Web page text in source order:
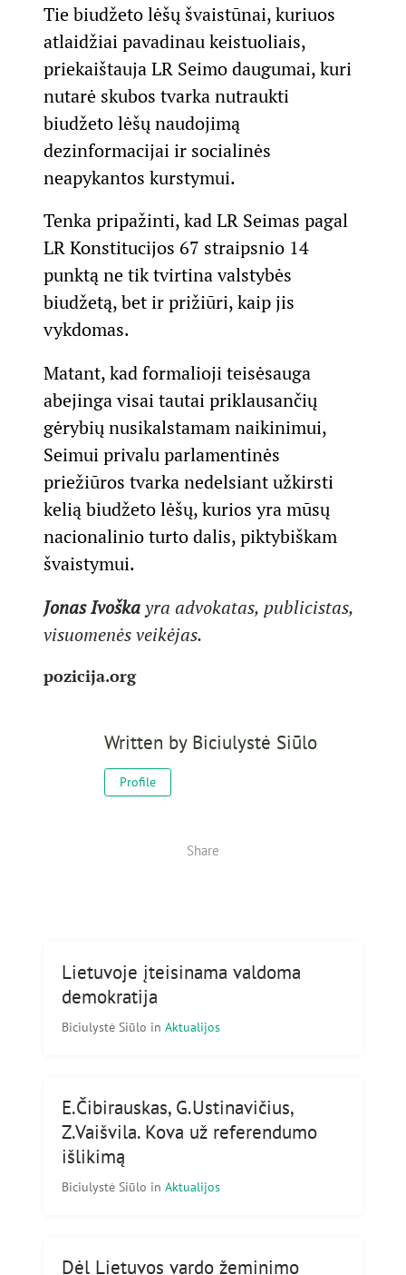
Tie biudžeto lėšų švaistūnai, kuriuos
atlaidžiai pavadinau keistuoliais,
priekaištauja LR Seimo daugumai, kuri
nutarė skubos tvarka nutraukti
biudžeto lėšų naudojimą
dezinformacijai ir socialinės
neapykantos kurstymui.
Tenka pripažinti, kad LR Seimas pagal
LR Konstitucijos 67 straipsnio 14
punktą ne tik tvirtina valstybės
biudžetą, bet ir prižiūri, kaip jis
vykdomas.
Matant, kad formalioji teisėsauga
abejinga visai tautai priklausančių
gėrybių nusikalstamam naikinimui,
Seimui privalu parlamentinės
priežiūros tvarka nedelsiant užkirsti
kelią biudžeto lėšų, kurios yra mūsų
nacionalinio turto dalis, piktybiškam
švaistymui.
Jonas Ivoškayra advokatas, publicistas,
visuomenės veikėjas.
pozicija.org
Written by Biciulystė Siūlo
Profile
Share
Lietuvoje įteisinama valdoma
demokratija
Biciulystė Siūlo in Aktualijos
E.Čibirauskas, G.Ustinavičius,
Z.Vaišvila. Kova už referendumo
išlikimą
Biciulystė Siūlo in Aktualijos
Dėl Lietuvos vardo žeminimo